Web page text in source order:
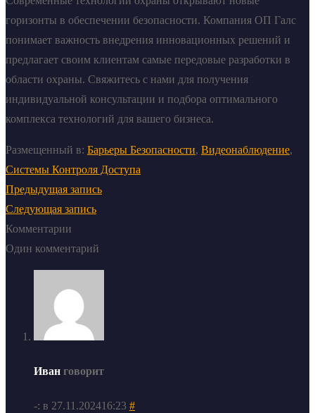
горизонты в обеспечении безопасности. Компания ОП Галс
понимает важность внедрения инновационных решений и
предлагает своим клиентам самые передовые разработки в
области охраны. Свяжитесь с нами для получения
индивидуальной консультации и подбора оптимального
комплекса технологий для вашего бизнеса.
Размещенный в: Барьеры Безопасности, Видеонаблюдение,
Системы Контроля Доступа
Предыдущая запись
Следующая запись
Комментарии
Один комментарий
Иван говорит
-: в 27.11.202416:23 #